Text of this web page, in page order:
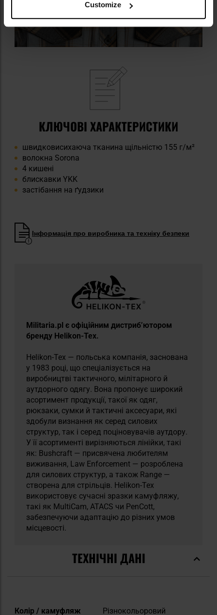
Customize
КЛЮЧОВІ ХАРАКТЕРИСТИКИ
швидковисихаюча тканина щільністю 155 г/м²
волокна Sorona
4 кишені
блискавки YKK
застібання на ґудзики
Інформація про виробника та техніку безпеки
Militaria.pl є офіційним дистриб’ютором
бренду Helikon-Tex.
Helikon-Tex — польська компанія, заснована
у 1983 році, що спеціалізується на
виробництві тактичного, мілітарного й
аутдорного одягу. Вона пропонує широкий
асортимент продукції, такої як одяг,
рюкзаки, сумки й тактичні аксесуари, які
здобули визнання як серед силових
структур, так і серед поціновувачів аутдору.
У її асортименті вирізняються лінійки, такі
як: Bushcraft — присвячена любителям
виживання, Law Enforcement — розроблена
для силових структур, а також Range —
створена для стрільців. Helikon-Tex
використовує сучасні зразки камуфляжу,
такі як MultiCam, ATACS чи PenCott,
забезпечуючи адаптацію до різних умов
місцевості.
ТЕХНІЧНІ ДАНІ
Докладніше
Колір / камуфляж Різнокольоровий